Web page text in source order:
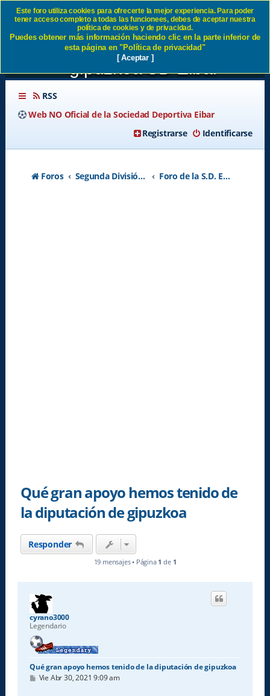
Qué gran apoyo hemos
tenido de la diputación de
gipuzkoa SD Eibar
RSS
Web NO Oficial de la Sociedad Deportiva Eibar
Identificarse
Registrarse
Foros Segunda División A - Temporada 2026-2027 Foro de la S.D. Eibar
Qué gran apoyo hemos tenido de
la diputación de gipuzkoa
Responder
19 mensajes • Página 1 de 1
cyrano3000
Legendario
Qué gran apoyo hemos tenido de la diputación de gipuzkoa
M
Vie Abr 30, 2021 9:09 am
Este foro utiliza cookies para ofrecerte la mejor experiencia. Para poder
tener acceso completo a todas las funcionees, debes de aceptar nuestra
política de cookies y de privacidad.
Puedes obtener más información haciendo clic en la parte inferior de
esta página en "Política de privacidad"
[ Aceptar ]